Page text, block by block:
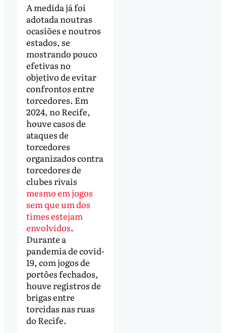
A medida já foi
adotada noutras
ocasiões e noutros
estados, se
mostrando pouco
efetivas no
objetivo de evitar
confrontos entre
torcedores. Em
2024, no Recife,
houve casos de
ataques de
torcedores
organizados contra
torcedores de
clubes rivais
mesmo em jogos
sem que um dos
times estejam
envolvidos.
Durante a
pandemia de covid-
19, com jogos de
portões fechados,
houve registros de
brigas entre
torcidas nas ruas
do Recife.